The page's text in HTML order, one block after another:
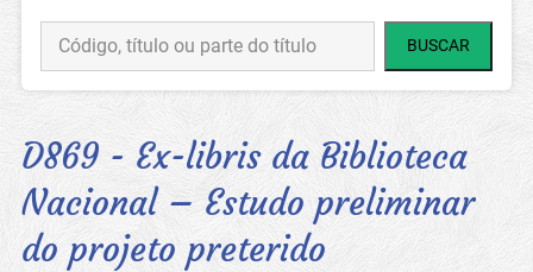
BUSCAR
D869 - Ex-libris da Biblioteca
Nacional – Estudo preliminar
do projeto preterido